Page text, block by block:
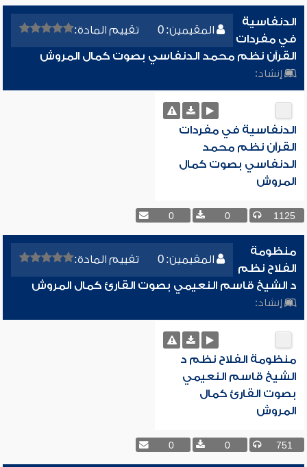
المقيمين: 0 تقييم المادة:
الدنفاسية
في مفردات
القرآن نظم محمد الدنفاسي بصوت كمال المروش
إنشاد:
الدنفاسية في مفردات
القرآن نظم محمد
الدنفاسي بصوت كمال
المروش
1125
0
0
المقيمين: 0 تقييم المادة:
منظومة
الفلاح نظم
د الشيخ قاسم النعيمي بصوت القارئ كمال المروش
إنشاد:
منظومة الفلاح نظم د
الشيخ قاسم النعيمي
بصوت القارئ كمال
المروش
751
0
0